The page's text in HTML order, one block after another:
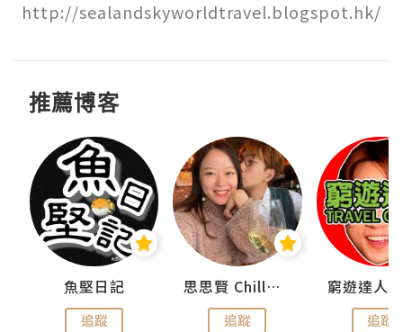
http://sealandskyworldtravel.blogspot.hk/
推薦博客
魚堅日記
追蹤
思思賢 ChillMyBabe
追蹤 追蹤